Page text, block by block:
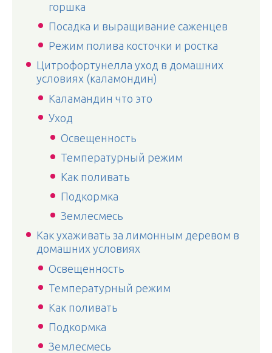
горшка
Посадка и выращивание саженцев
Режим полива косточки и ростка
Цитрофортунелла уход в домашних
условиях (каламондин)
Каламандин что это
Уход
Освещенность
Температурный режим
Как поливать
Подкормка
Землесмесь
Как ухаживать за лимонным деревом в
домашних условиях
Освещенность
Температурный режим
Как поливать
Подкормка
Землесмесь